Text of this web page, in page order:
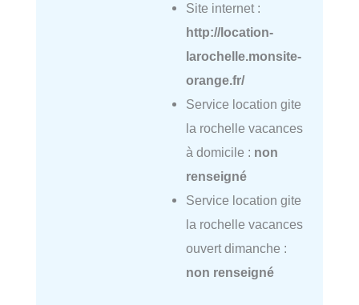
Site internet :
http://location-
larochelle.monsite-
orange.fr/
Service location gite
la rochelle vacances
à domicile : non
renseigné
Service location gite
la rochelle vacances
ouvert dimanche :
non renseigné